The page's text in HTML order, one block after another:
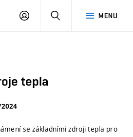
MENU
PŘIHLÁSIT
tepla
se základními zdroji tepla pro